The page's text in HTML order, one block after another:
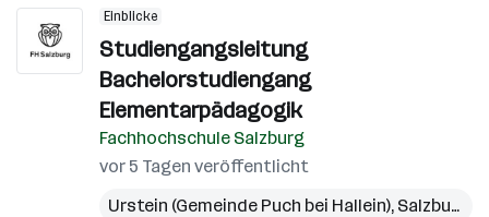
Einblicke
Studiengangsleitung
Bachelorstudiengang
Elementarpädagogik
Fachhochschule Salzburg
vor 5 Tagen veröffentlicht
Urstein (Gemeinde Puch bei Hallein), Salzburg Umgebung